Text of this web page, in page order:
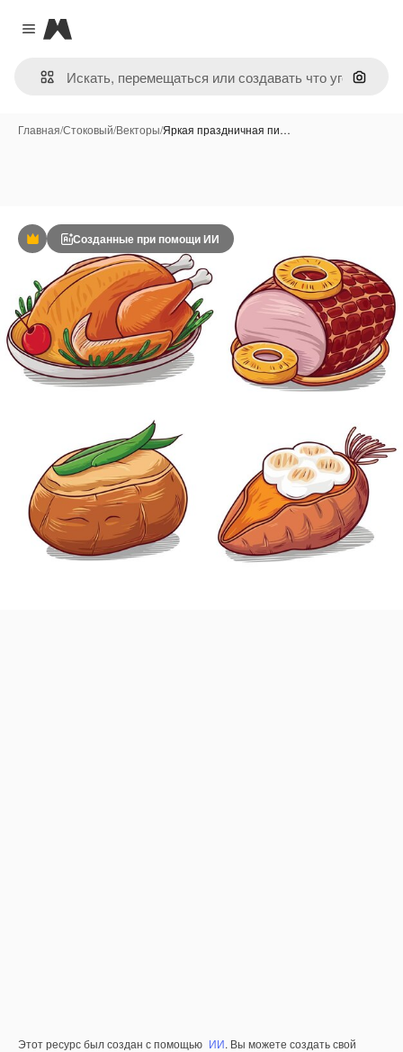
Close menu
Magnific
Поиск
Главная/Стоковый/Векторы/Яркая праздничная пи…
ПремиумСозданные при помощи ИИ
Этот ресурс был создан с помощью ИИ. Вы можете создать свой